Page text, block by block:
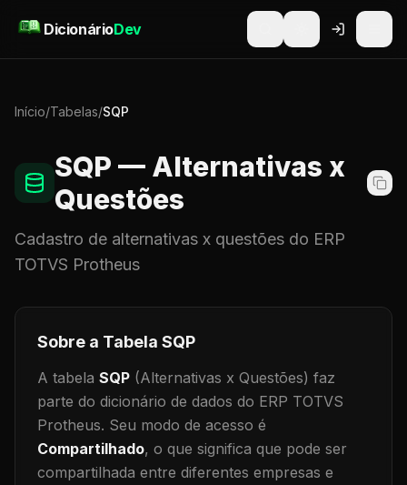
DicionárioDev
Início/Tabelas/SQP
SQP — Alternativas x
Questões
Cadastro de alternativas x questões do ERP
TOTVS Protheus
Sobre a Tabela SQP
A tabela SQP (Alternativas x Questões) faz
parte do dicionário de dados do ERP TOTVS
Protheus. Seu modo de acesso é
Compartilhado, o que significa que pode ser
compartilhada entre diferentes empresas e